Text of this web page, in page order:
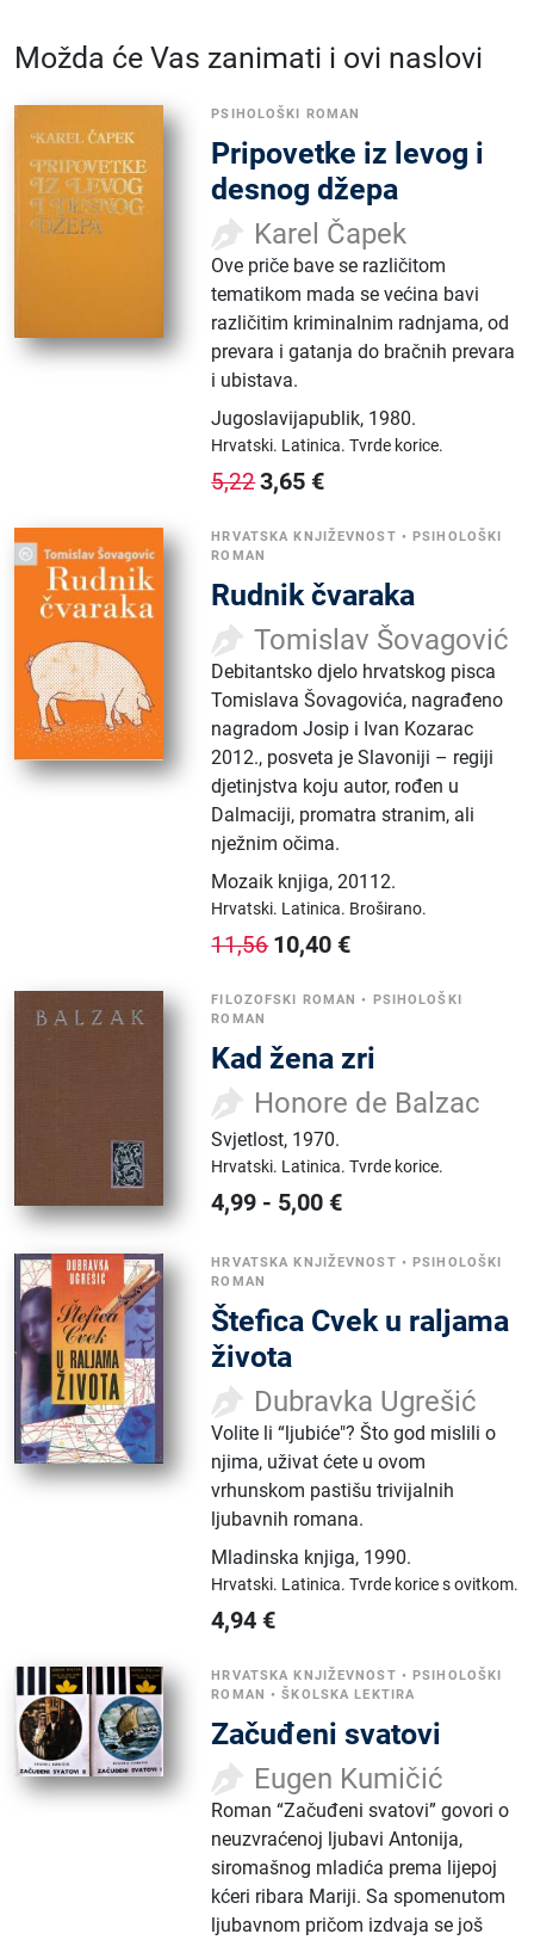
Možda će Vas zanimati i ovi naslovi
PSIHOLOŠKI ROMAN
Pripovetke iz levog i
desnog džepa
Karel Čapek
Ove priče bave se različitom
tematikom mada se većina bavi
različitim kriminalnim radnjama, od
prevara i gatanja do bračnih prevara
i ubistava.
Jugoslavijapublik, 1980.
Hrvatski. Latinica.Tvrde korice.
5,223,65 €
HRVATSKA KNJIŽEVNOST •PSIHOLOŠKI
ROMAN
Rudnik čvaraka
Tomislav Šovagović
Debitantsko djelo hrvatskog pisca
Tomislava Šovagovića, nagrađeno
nagradom Josip i Ivan Kozarac
2012., posveta je Slavoniji – regiji
djetinjstva koju autor, rođen u
Dalmaciji, promatra stranim, ali
nježnim očima.
Mozaik knjiga,20112.
Hrvatski. Latinica. Broširano.
11,56 10,40 €
FILOZOFSKI ROMAN • PSIHOLOŠKI
ROMAN
Kad žena zri
Honore de Balzac
Svjetlost, 1970.
Hrvatski. Latinica.Tvrde korice.
4,99 - 5,00 €
HRVATSKA KNJIŽEVNOST •PSIHOLOŠKI
ROMAN
Štefica Cvek u raljama
života
Dubravka Ugrešić
Volite li “ljubiće"? Što god mislili o
njima, uživat ćete u ovom
vrhunskom pastišu trivijalnih
ljubavnih romana.
Mladinska knjiga, 1990.
Hrvatski. Latinica.Tvrde korice s ovitkom.
4,94 €
HRVATSKA KNJIŽEVNOST •PSIHOLOŠKI
ROMAN •ŠKOLSKA LEKTIRA
Začuđeni svatovi
Eugen Kumičić
Roman “Začuđeni svatovi” govori o
neuzvraćenoj ljubavi Antonija,
siromašnog mladića prema lijepoj
kćeri ribara Mariji. Sa spomenutom
ljubavnom pričom izdvaja se još